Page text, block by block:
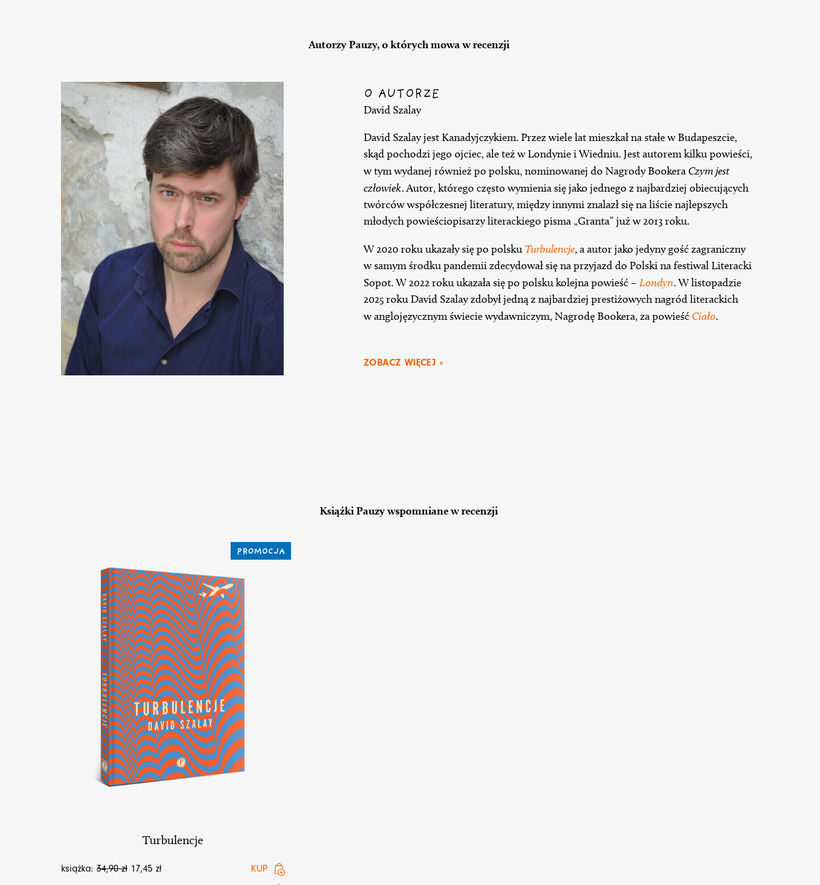
Autorzy Pauzy, o których mowa w recenzji
O AUTORZE
David Szalay
David Szalay jest Kanadyjczykiem. Przez wiele lat mieszkał na stałe w Budapeszcie,
skąd pochodzi jego ojciec, ale też w Londynie i Wiedniu. Jest autorem kilku powieści,
w tym wydanej również po polsku, nominowanej do Nagrody Bookera Czym jest
człowiek. Autor, którego często wymienia się jako jednego z najbardziej obiecujących
twórców współczesnej literatury, między innymi znalazł się na liście najlepszych
młodych powieściopisarzy literackiego pisma „Granta” już w 2013 roku.
W 2020 roku ukazały się po polsku Turbulencje, a autor jako jedyny gość zagraniczny
w samym środku pandemii zdecydował się na przyjazd do Polski na festiwal Literacki
Sopot. W 2022 roku ukazała się po polsku kolejna powieść – Londyn. W listopadzie
2025 roku David Szalay zdobył jedną z najbardziej prestiżowych nagród literackich
w anglojęzycznym świecie wydawniczym, Nagrodę Bookera, za powieść Ciało.
ZOBACZ WIĘCEJ »
Książki Pauzy wspomniane w recenzji
PROMOCJA
Turbulencje
książka: 34,90zł 17,45 zł
KUP